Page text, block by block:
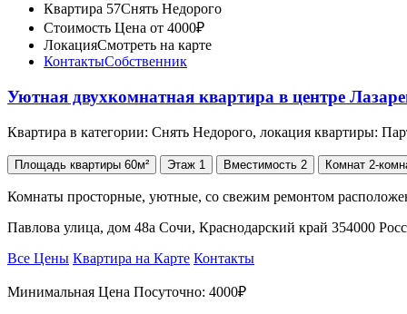
Квартира 57Снять Недорого
Стоимость Цена от 4000₽
ЛокацияСмотреть на карте
КонтактыСобственник
Уютная двухкомнатная квартира в центре
Квартира в категории: Снять Недорого, локация квартиры:
Площадь квартиры 60м² Этаж 1 Вместимость 2 Комнат 2-
Комнаты просторные, уютные, со свежим ремонтом
Павлова улица, дом 48а Сочи, Краснодарский край 354000
Все Цены Квартира на Карте Контакты
Минимальная Цена Посуточно: 4000₽